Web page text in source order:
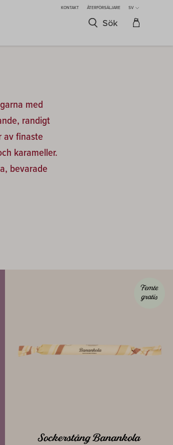
Sök
KONTAKT ÅTERFÖRSÄLJARE SV
med
randigt
av finaste
karameller.
bevarade
Femte
gratis
Sockerstång Banankola